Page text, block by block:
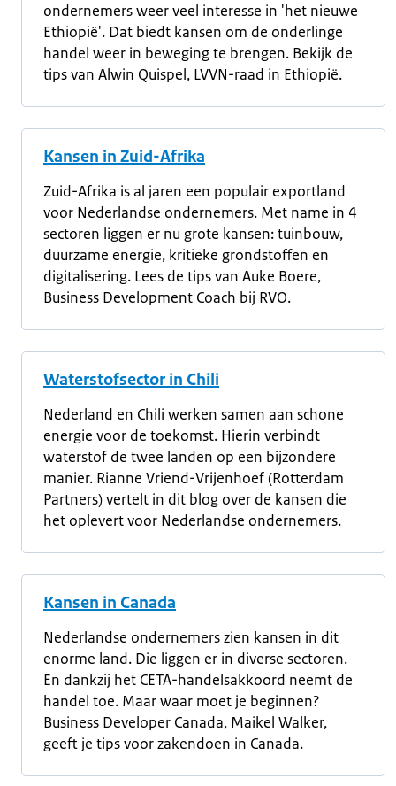
ondernemers weer veel interesse in 'het nieuwe
Ethiopië'. Dat biedt kansen om de onderlinge
handel weer in beweging te brengen. Bekijk de
tips van Alwin Quispel, LVVN-raad in Ethiopië.
Kansen in Zuid-Afrika
Zuid-Afrika is al jaren een populair exportland
voor Nederlandse ondernemers. Met name in 4
sectoren liggen er nu grote kansen: tuinbouw,
duurzame energie, kritieke grondstoffen en
digitalisering. Lees de tips van Auke Boere,
Business Development Coach bij RVO.
Waterstofsector in Chili
Nederland en Chili werken samen aan schone
energie voor de toekomst. Hierin verbindt
waterstof de twee landen op een bijzondere
manier. Rianne Vriend-Vrijenhoef (Rotterdam
Partners) vertelt in dit blog over de kansen die
het oplevert voor Nederlandse ondernemers.
Kansen in Canada
Nederlandse ondernemers zien kansen in dit
enorme land. Die liggen er in diverse sectoren.
En dankzij het CETA-handelsakkoord neemt de
handel toe. Maar waar moet je beginnen?
Business Developer Canada, Maikel Walker,
geeft je tips voor zakendoen in Canada.